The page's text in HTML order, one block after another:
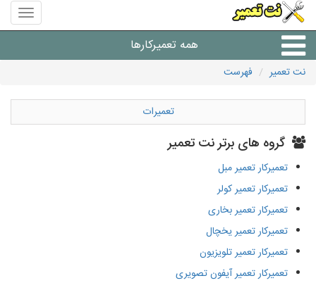
منوی
سایت
تعمیر
همه تعمیرکارها
نت تعمیر فهرست
تعمیرات
گروه های برتر نت تعمیر
تعمیرکار تعمیر مبل
تعمیرکار تعمیر کولر
تعمیرکار تعمیر بخاری
تعمیرکار تعمیر یخچال
تعمیرکار تعمیر تلویزیون
تعمیرکار تعمیر آیفون تصویری